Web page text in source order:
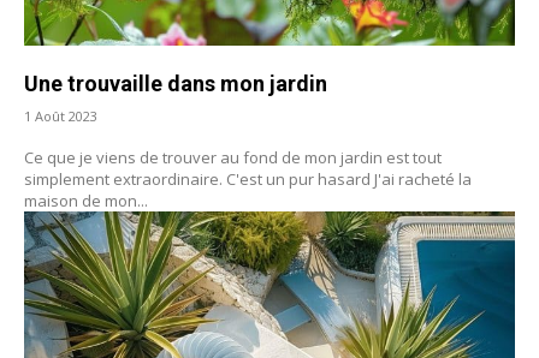
Une trouvaille dans mon jardin
1 Août 2023
Ce que je viens de trouver au fond de mon jardin est tout
simplement extraordinaire. C'est un pur hasard J'ai racheté la
maison de mon...